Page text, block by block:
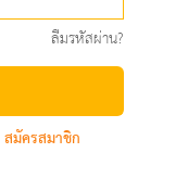
ลืมรหัสผ่าน?
สมัครสมาชิก